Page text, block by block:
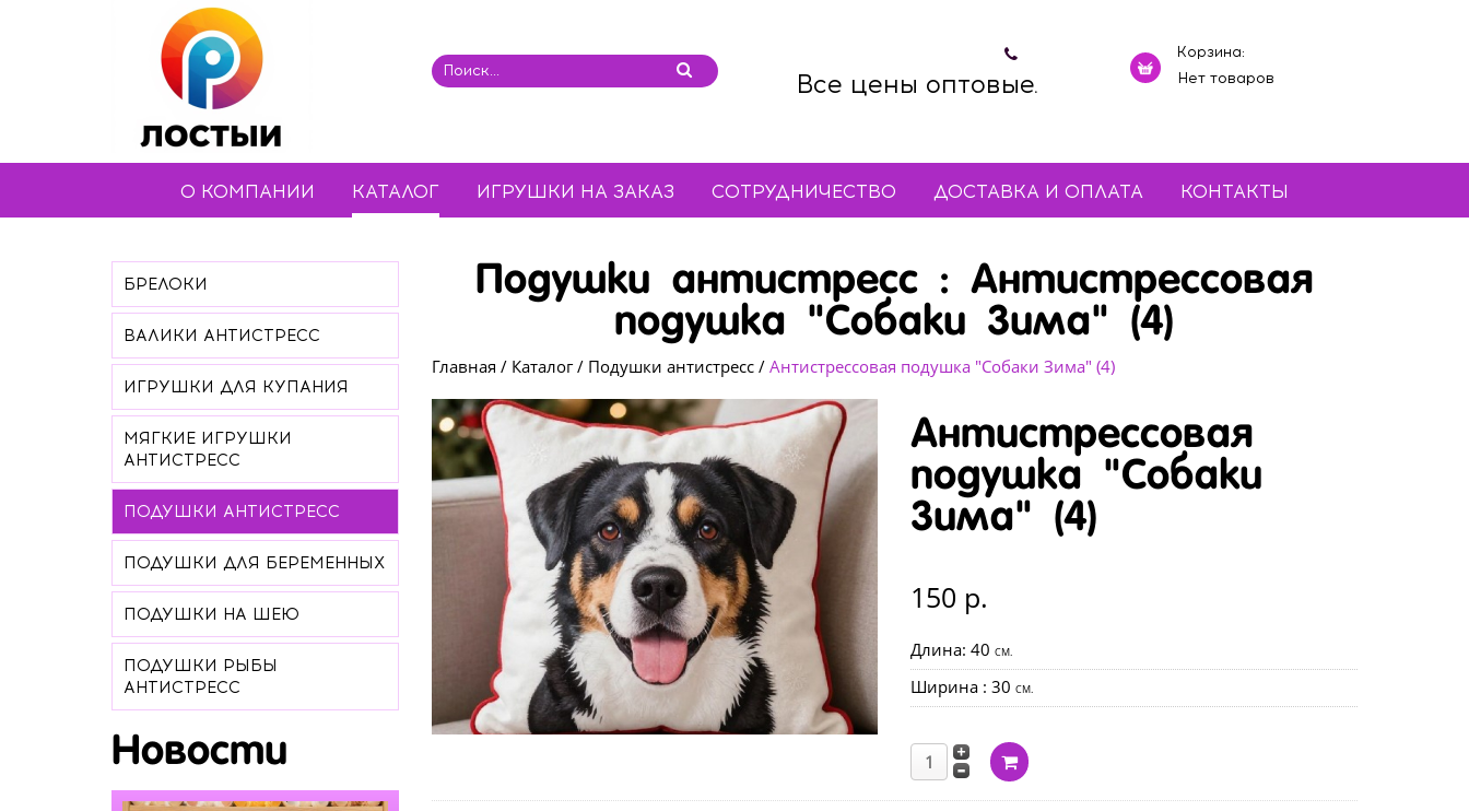
Все цены оптовые.
Корзина:
Нет товаров
О КОМПАНИИ КАТАЛОГ ИГРУШКИ НА ЗАКАЗ СОТРУДНИЧЕСТВО ДОСТАВКА И ОПЛАТА КОНТАКТЫ
Подушки антистресс : Антистрессовая
подушка "Собаки Зима" (4)
Главная / Каталог/ Подушки антистресс/ Антистрессовая подушка "Собаки Зима" (4)
Антистрессовая
подушка "Собаки
Зима" (4)
150 р.
Длина: 40CM.
Ширина : 30CM.
БРЕЛОКИ
ВАЛИКИ АНТИСТРЕСС
ИГРУШКИ ДЛЯ КУПАНИЯ
МЯГКИЕ ИГРУШКИ
АНТИСТРЕСС
ПОДУШКИ АНТИСТРЕСС
ПОДУШКИ ДЛЯ БЕРЕМЕННЫХ
ПОДУШКИ НА ШЕЮ
ПОДУШКИ РЫБЫ
АНТИСТРЕСС
Новости